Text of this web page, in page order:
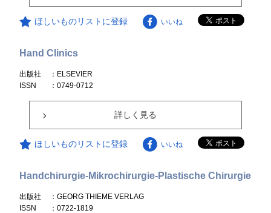
ほしいものリストに登録 いいね
Hand Clinics
出版社
：ELSEVIER
ISSN
：0749-0712
詳しく見る
ほしいものリストに登録 いいね
Handchirurgie-Mikrochirurgie-Plastische Chirurgie
出版社
：GEORG THIEME VERLAG
ISSN
：0722-1819